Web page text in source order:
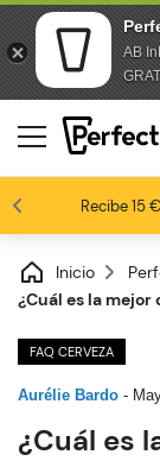
AB
Recibe 15
Los
Inicio
¿Cuál es la mejor
FAQ CERVEZA
Aurélie Bardo -
¿Cuál es